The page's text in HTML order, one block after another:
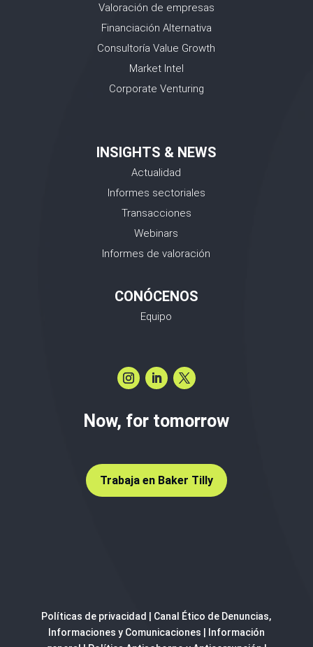
Valoración de empresas
Financiación Alternativa
Consultoría Value Growth
Market Intel
Corporate Venturing
INSIGHTS & NEWS
Actualidad
Informes sectoriales
Transacciones
Webinars
Informes de valoración
CONÓCENOS
Equipo
Now, for tomorrow
Trabaja en Baker Tilly
Políticas de privacidad
Canal Ético de Denuncias,
Informaciones y Comunicaciones
Información